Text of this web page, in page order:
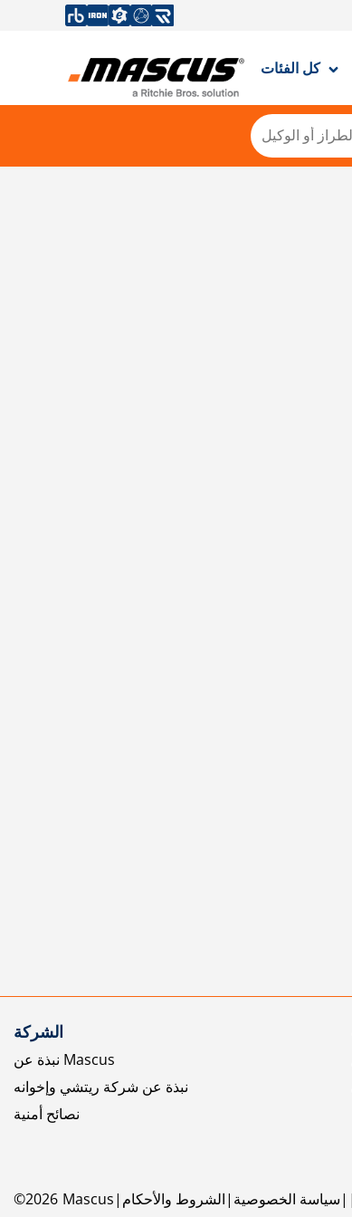
كل الفئات
الشركة
نبذة عن Mascus
نبذة عن شركة ريتشي وإخوانه
نصائح أمنية
©2026 Mascus الشروط والأحكام سياسة الخصوصية